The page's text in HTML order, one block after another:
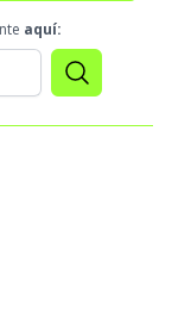
aquí: